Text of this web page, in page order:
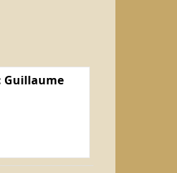
Guillaume